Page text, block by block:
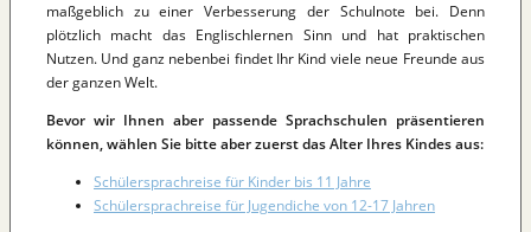
maßgeblich zu einer Verbesserung der Schulnote bei. Denn
plötzlich macht das Englischlernen Sinn und hat praktischen
Nutzen. Und ganz nebenbei findet Ihr Kind viele neue Freunde aus
der ganzen Welt.
Bevor wir Ihnen aber passende Sprachschulen präsentieren
können, wählen Sie bitte aber zuerst das Alter Ihres Kindes aus:
Schülersprachreise für Kinder bis 11 Jahre
Schülersprachreise für Jugendiche von 12-17 Jahren